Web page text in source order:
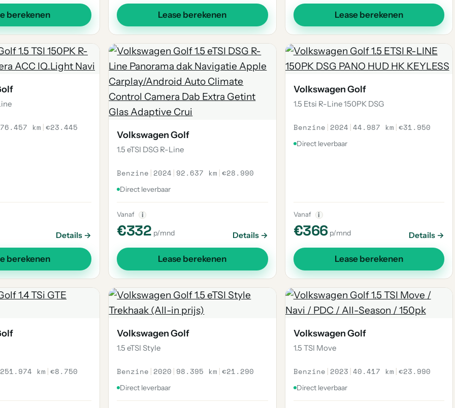
berekenen Lease berekenen Lease berekenen
76.457 km |€23.445
Details →
berekenen
Volkswagen Golf
1.5 eTSI DSG R-Line
Benzine | 2024 | 92.637 km |€28.990
Direct leverbaar
Vanaf i
€332 p/mnd Details →
Lease berekenen
Volkswagen Golf
1.5 Etsi R-Line 150PK DSG
Benzine | 2024 |44.987 km |€31.950
Direct leverbaar
Vanaf i
€366 p/mnd Details →
Lease berekenen
251.974 km |€8.750
Volkswagen Golf
1.5 eTSI Style
Benzine | 2020 | 98.395 km |€21.290
Direct leverbaar
Volkswagen Golf
1.5 TSI Move
Benzine | 2023 |40.417 km |€23.990
Direct leverbaar